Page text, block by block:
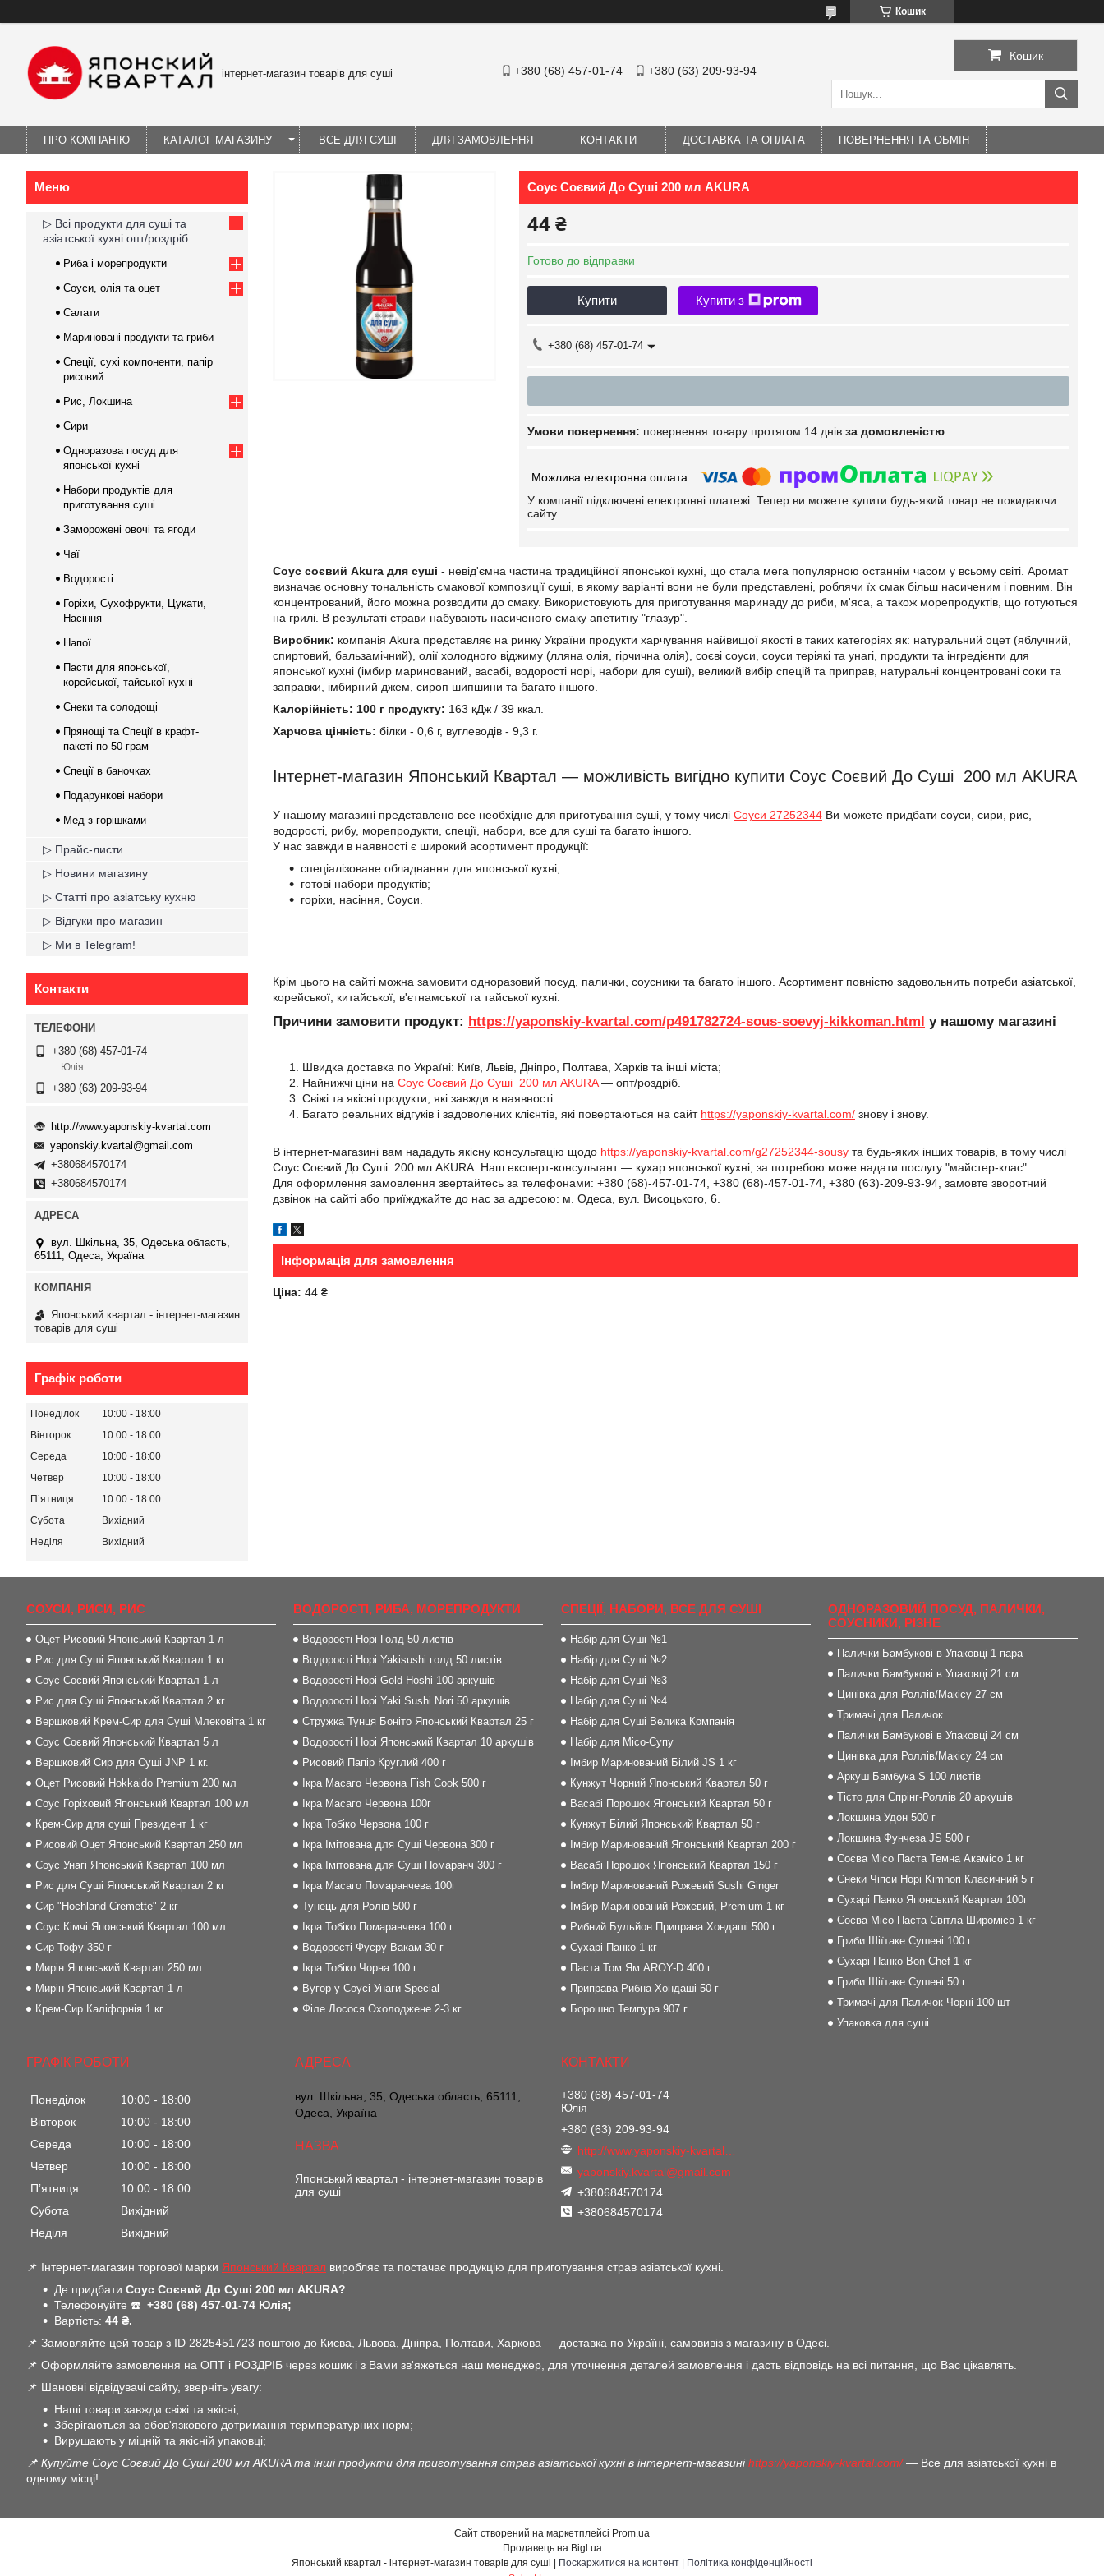
Кошик
інтернет-магазин товарів для суші +380 (68) 457-01-74 +380 (63) 209-93-94
Кошик
ПРО КОМПАНІЮ КАТАЛОГ МАГАЗИНУ ВСЕ ДЛЯ СУШІ ДЛЯ ЗАМОВЛЕННЯ КОНТАКТИ ДОСТАВКА ТА ОПЛАТА ПОВЕРНЕННЯ ТА ОБМІН
Соус Соєвий До Суші 200 мл AKURA
44 ₴
Готово до відправки
Купити Купити з
+380 (68) 457-01-74
повернення товару протягом 14 днів за домовленістю
У компанії підключені електронні платежі. Тепер ви можете купити будь-який товар не покидаючи
сайту.
Соус соєвий Akura для суші - невід'ємна частина традиційної японської кухні, що стала мега популярною останнім часом у всьому світі. Аромат
визначає основну тональність смакової композиції суші, в якому варіанті вони не були представлені, роблячи їх смак більш насиченим і повним. Він
концентрований, його можна розводити до смаку. Використовують для приготування маринаду до риби, м'яса, а також морепродуктів, що готуються
на грилі. В результаті страви набувають насиченого смаку апетитну "глазур".
Виробник: компанія Akura представляє на ринку України продукти харчування найвищої якості в таких категоріях як: натуральний оцет (яблучний,
спиртовий, бальзамічний), олії холодного віджиму (лляна олія, гірчична олія), соєві соуси, соуси теріякі та унагі, продукти та інгредієнти для
японської кухні (імбир маринований, васабі, водорості норі, набори для суші), великий вибір спецій та приправ, натуральні концентровані соки та
заправки, імбирний джем, сироп шипшини та багато іншого.
Калорійність: 100 г продукту: 163 кДж / 39 ккал.
Харчова цінність: білки - 0,6 г, вуглеводів - 9,3 г.
Інтернет-магазин Японський Квартал — можливість вигідно купити Соус Соєвий До Суші 200 мл AKURA
У нашому магазині представлено все необхідне для приготування суші, у тому числі Соуси 27252344 Ви можете придбати соуси, сири, рис,
водорості, рибу, морепродукти, спеції, набори, все для суші та багато іншого.
У нас завжди в наявності є широкий асортимент продукції:
спеціалізоване обладнання для японської кухні;
готові набори продуктів;
горіхи, насіння, Соуси.
Крім цього на сайті можна замовити одноразовий посуд, палички, соусники та багато іншого. Асортимент повністю задовольнить потреби азіатської,
корейської, китайської, в'єтнамської та тайської кухні.
Причини замовити продукт: https://yaponskiy-kvartal.com/p491782724-sous-soevyj-kikkoman.html у нашому магазині
Швидка доставка по Україні: Київ, Львів, Дніпро, Полтава, Харків та інші міста;
Найнижчі ціни на Соус Соєвий До Суші 200 мл AKURA— опт/роздріб.
Свіжі та якісні продукти, які завжди в наявності.
Багато реальних відгуків і задоволених клієнтів, які повертаються на сайт https://yaponskiy-kvartal.com/ знову і знову.
В інтернет-магазині вам нададуть якісну консультацію щодо https://yaponskiy-kvartal.com/g27252344-sousy та будь-яких інших товарів, в тому числі
Соус Соєвий До Суші 200 мл AKURA. Наш експерт-консультант — кухар японської кухні, за потребою може надати послугу "майстер-клас".
Для оформлення замовлення звертайтесь за телефонами: +380 (68)-457-01-74, +380 (68)-457-01-74, +380 (63)-209-93-94, замовте зворотний
дзвінок на сайті або приїжджайте до нас за адресою: м. Одеса, вул. Висоцького, 6.
Інформація для замовлення
Ціна: 44 ₴
▷ Всі продукти для суші та
азіатської кухні опт/роздріб
Риба і морепродукти
Соуси, олія та оцет
Салати
Мариновані продукти та гриби
Спеції, сухі компоненти, папір
рисовий
Рис, Локшина
Сири
Одноразова посуд для
японської кухні
Набори продуктів для
приготування суші
Заморожені овочі та ягоди
Чаї
Водорості
Горіхи, Сухофрукти, Цукати,
Насіння
Напої
Пасти для японської,
корейської, тайської кухні
Снеки та солодощі
Прянощі та Спеції в крафт-
пакеті по 50 грам
Спеції в баночках
Подарункові набори
Мед з горішками
▷ Прайс-листи
▷ Новини магазину
▷ Статті про азіатську кухню
▷ Відгуки про магазин
▷ Ми в Telegram!
Контакти
+380 (68) 457-01-74
Юлія
+380 (63) 209-93-94
http://www.yaponskiy-kvartal.com
yaponskiy.kvartal@gmail.com
+380684570174
+380684570174
вул. Шкільна, 35, Одеська область,
65111, Одеса, Україна
Японський квартал - інтернет-магазин
товарів для суші
Графік роботи
Понеділок 10:00
18:00
Вівторок
10:00
18:00
Середа
10:00
18:00
Четвер
10:00
18:00
Пʼятниця
10:00
18:00
Субота
Вихідний
Неділя
Вихідний
СОУСИ, РИСИ, РИС
Оцет Рисовий Японський Квартал 1 л
Рис для Суші Японський Квартал 1 кг
Соус Соєвий Японський Квартал 1 л
Рис для Суші Японський Квартал 2 кг
Вершковий Крем-Сир для Суші Млековіта 1 кг
Соус Соєвий Японський Квартал 5 л
Вершковий Сир для Суші JNP 1 кг.
Оцет Рисовий Hokkaido Premium 200 мл
Соус Горіховий Японський Квартал 100 мл
Крем-Сир для суші Президент 1 кг
Рисовий Оцет Японський Квартал 250 мл
Соус Унагі Японський Квартал 100 мл
Рис для Суші Японський Квартал 2 кг
Сир "Hochland Cremette" 2 кг
Соус Кімчі Японський Квартал 100 мл
Сир Тофу 350 г
Мирін Японський Квартал 250 мл
Мирін Японський Квартал 1 л
Крем-Сир Каліфорнія 1 кг
ВОДОРОСТІ, РИБА, МОРЕПРОДУКТИ
Водорості Норі Голд 50 листів
Водорості Норі Yakisushi голд 50 листів
Водорості Норі Gold Hoshi 100 аркушів
Водорості Норі Yaki Sushi Nori 50 аркушів
Стружка Тунця Боніто Японський Квартал 25 г
Водорості Норі Японський Квартал 10 аркушів
Рисовий Папір Круглий 400 г
Ікра Масаго Червона Fish Cook 500 г
Ікра Масаго Червона 100г
Ікра Тобіко Червона 100 г
Ікра Імітована для Суші Червона 300 г
Ікра Імітована для Суші Помаранч 300 г
Ікра Масаго Помаранчева 100г
Тунець для Ролів 500 г
Ікра Тобіко Помаранчева 100 г
Водорості Фуєру Вакам 30 г
Ікра Тобіко Чорна 100 г
Вугор у Соусі Унаги Special
Філе Лосося Охолоджене 2-3 кг
СПЕЦІЇ, НАБОРИ, ВСЕ ДЛЯ СУШІ
Набір для Суші №1
Набір для Суші №2
Набір для Суші №3
Набір для Суші №4
Набір для Суші Велика Компанія
Набір для Місо-Супу
Імбир Маринований Білий JS 1 кг
Кунжут Чорний Японський Квартал 50 г
Васабі Порошок Японський Квартал 50 г
Кунжут Білий Японський Квартал 50 г
Імбир Маринований Японський Квартал 200 г
Васабі Порошок Японський Квартал 150 г
Імбир Маринований Рожевий Sushi Ginger
Імбир Маринований Рожевий, Premium 1 кг
Рибний Бульйон Приправа Хондаші 500 г
Сухарі Панко 1 кг
Паста Том Ям AROY-D 400 г
Приправа Рибна Хондаші 50 г
Борошно Темпура 907 г
ОДНОРАЗОВИЙ ПОСУД, ПАЛИЧКИ,
СОУСНИКИ, РІЗНЕ
Палички Бамбукові в Упаковці 1 пара
Палички Бамбукові в Упаковці 21 см
Цинівка для Роллів/Макісу 27 см
Тримачі для Паличок
Палички Бамбукові в Упаковці 24 см
Цинівка для Роллів/Макісу 24 см
Аркуш Бамбука S 100 листів
Тісто для Спрінг-Роллів 20 аркушів
Локшина Удон 500 г
Локшина Фунчеза JS 500 г
Соєва Місо Паста Темна Акамісо 1 кг
Снеки Чіпси Норі Kimnori Класичний 5 г
Сухарі Панко Японський Квартал 100г
Соєва Місо Паста Світла Широмісо 1 кг
Гриби Шіїтаке Сушені 100 г
Сухарі Панко Bon Сhef 1 кг
Гриби Шіїтаке Сушені 50 г
Тримачі для Паличок Чорні 100 шт
Упаковка для суші
ГРАФІК РОБОТИ
Понеділок 10:00
18:00
Вівторок
10:00
18:00
Середа
10:00
18:00
Четвер
10:00
18:00
Пʼятниця
10:00
18:00
Субота
Вихідний
Неділя
Вихідний
вул. Шкільна, 35, Одеська область, 65111,
Одеса, Україна
Японський квартал - інтернет-магазин товарів
для суші
+380 (68) 457-01-74
Юлія
+380 (63) 209-93-94
yaponskiy.kvartal@gmail.com
+380684570174
+380684570174
📌 Інтернет-магазин торгової марки Японський Квартал виробляє та постачає продукцію для приготування страв азіатської кухні.
Де придбати Соус Соєвий До Суші 200 мл AKURA?
Телефонуйте ☎️ +380 (68) 457-01-74 Юлія;
Вартість: 44 ₴.
📌 Замовляйте цей товар з ID 2825451723 поштою до Києва, Львова, Дніпра, Полтави, Харкова — доставка по Україні, самовивіз з магазину в Одесі.
📌 Оформляйте замовлення на ОПТ і РОЗДРІБ через кошик і з Вами зв'яжеться наш менеджер, для уточнення деталей замовлення і дасть відповідь на всі питання, що Вас цікавлять.
📌 Шановні відвідувачі сайту, зверніть увагу:
Наші товари завжди свіжі та якісні;
Зберігаються за обов'язкового дотримання термпературних норм;
Вирушають у міцній та якісній упаковці;
📌 Купуйте Соус Соєвий До Суші 200 мл AKURA та інші продукти для приготування страв азіатської кухні в інтернет-магазиніhttps://yaponskiy-kvartal.com/— Все для азіатської кухні в
одному місці!
Сайт створений на маркетплейсі Prom.ua
Продавець на Bigl.ua
Поскаржитися на контент
Політика конфіденційності